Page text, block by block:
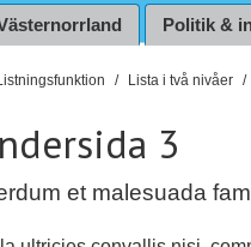
Politik &
Lista i två nivåer
3
et malesuada